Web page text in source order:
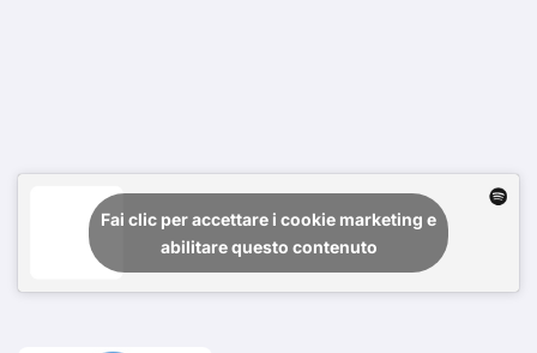
Fai clic per accettare i cookie marketing e
abilitare questo contenuto